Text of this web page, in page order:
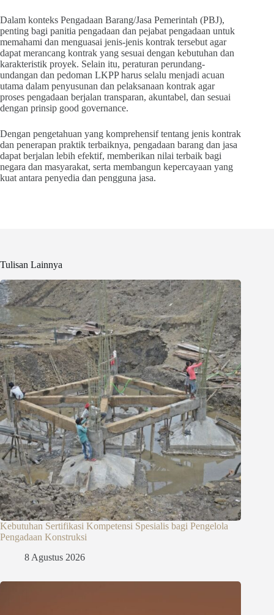
Dalam konteks Pengadaan Barang/Jasa Pemerintah (PBJ),
penting bagi panitia pengadaan dan pejabat pengadaan untuk
memahami dan menguasai jenis-jenis kontrak tersebut agar
dapat merancang kontrak yang sesuai dengan kebutuhan dan
karakteristik proyek. Selain itu, peraturan perundang-
undangan dan pedoman LKPP harus selalu menjadi acuan
utama dalam penyusunan dan pelaksanaan kontrak agar
proses pengadaan berjalan transparan, akuntabel, dan sesuai
dengan prinsip good governance.
Dengan pengetahuan yang komprehensif tentang jenis kontrak
dan penerapan praktik terbaiknya, pengadaan barang dan jasa
dapat berjalan lebih efektif, memberikan nilai terbaik bagi
negara dan masyarakat, serta membangun kepercayaan yang
kuat antara penyedia dan pengguna jasa.
Tulisan Lainnya
Kebutuhan Sertifikasi Kompetensi Spesialis bagi Pengelola
Pengadaan Konstruksi
8 Agustus 2026